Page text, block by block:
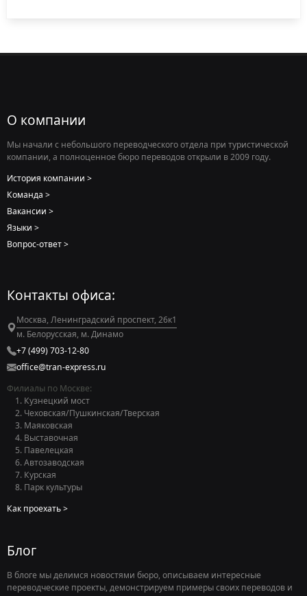
О компании
Мы начали с небольшого переводческого отдела при туристической
компании, а полноценное бюро переводов открыли в 2009 году.
История компании
Команда
Вакансии
Языки
Вопрос-ответ
Контакты офиса:
Москва, Ленинградский проспект, 26к1
м. Белорусская, м. Динамо
+7 (499) 703-12-80
office@tran-express.ru
Филиалы по Москве:
Кузнецкий мост
Чеховская/Пушкинская/Тверская
Маяковская
Выставочная
Павелецкая
Автозаводская
Курская
Парк культуры
Как проехать
Блог
В блоге мы делимся новостями бюро, описываем интересные
переводческие проекты, демонстрируем примеры своих переводов и